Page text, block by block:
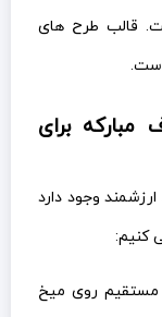
قالب طرح های
است.
مبارکه برای
وجود دارد
کنیم:
مستقیم روی میخ